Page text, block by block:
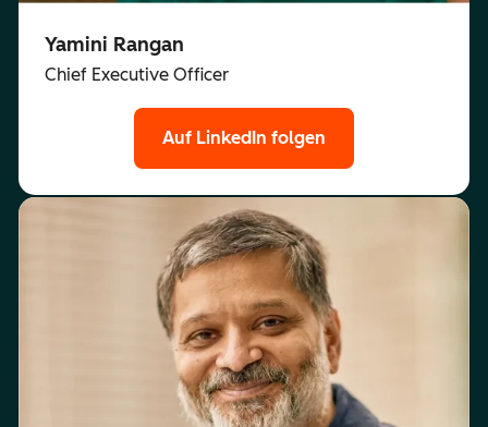
Yamini Rangan
Chief Executive Officer
Auf LinkedIn folgen